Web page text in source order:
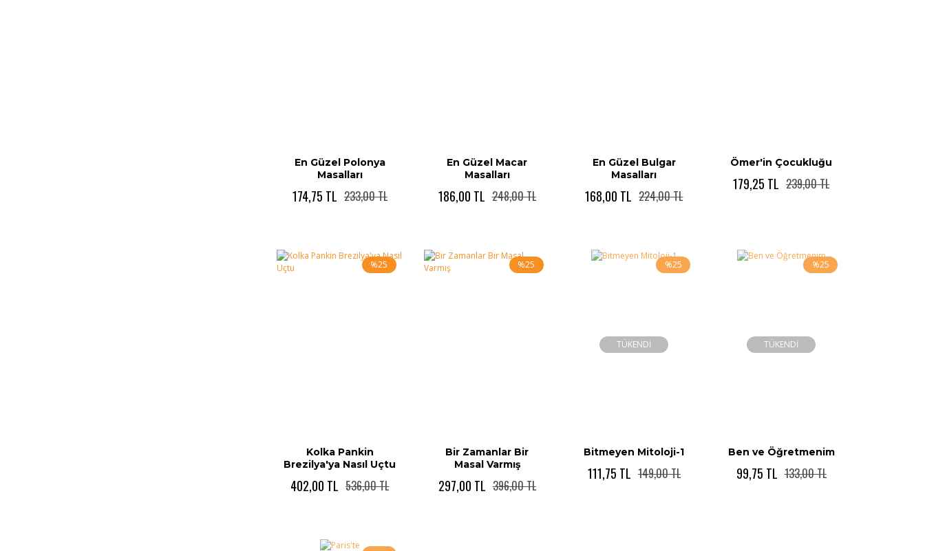
En Güzel Polonya
Masalları
174,75 TL 233,00 TL
En Güzel Macar
Masalları
186,00 TL 248,00 TL
En Güzel Bulgar
Masalları
168,00 TL 224,00 TL
Ömer'in Çocukluğu
179,25 TL 239,00 TL
%25
Kolka Pankin
Brezilya'ya Nasıl Uçtu
402,00 TL 536,00 TL
%25
Bir Zamanlar Bir
Masal Varmış
297,00 TL 396,00 TL
%25
TÜKENDİ
Bitmeyen Mitoloji-1
111,75 TL 149,00 TL
%25
TÜKENDİ
Ben ve Öğretmenim
99,75 TL 133,00 TL